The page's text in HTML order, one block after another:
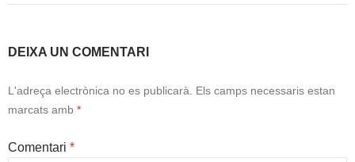
entrades
DEIXA UN COMENTARI
L'adreça electrònica no es publicarà.
Els camps necessaris estan
marcats amb *
Comentari *